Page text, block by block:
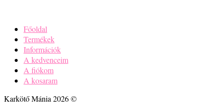
Főoldal
Termékek
Információk
A kedvenceim
A fiókom
A kosaram
Karkötő Mánia 2026 ©